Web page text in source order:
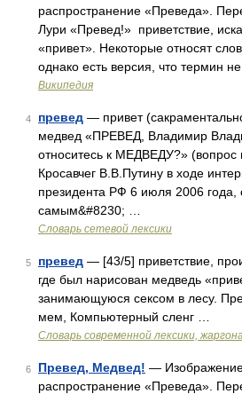
распространение «Преведа».
Лури «Превед!» приветствие,
«привет». Некоторые относят
однако есть версия, что термин
Википедия
4 превед — привет
медвед «ПРЕВЕД, Владимир
относитесь к МЕДВЕДУ?» (вопрос
Кросавчег В.В.Путину в ходе
президента РФ 6 июля 2006 года,
самым&#8230; …
Словарь сетевой лексики
5 превед — [43/5] приветствие,
где был нарисован медведь
занимающуюся сексом в лесу.
мем, Компьютерный сленг …
Cловарь современной лексики,
6 Превед, Медвед! —
распространение «Преведа».